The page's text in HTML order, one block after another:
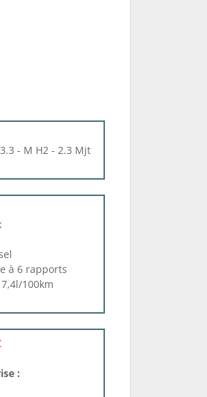
- M H2 - 2.3 Mjt
à 6 rapports
7,4l/100km
: